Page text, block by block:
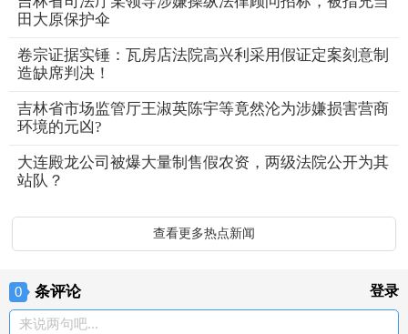
田大原保护伞
卷宗证据实锤：瓦房店法院高兴利采用假证定案刻意制
造缺席判决！
吉林省市场监管厅王淑英陈宇等竟然沦为涉嫌损害营商
环境的元凶?
大连殿龙公司被爆大量制售假农资，两级法院公开为其
站队？
查看更多热点新闻
0 条评论 登录
来说两句吧...